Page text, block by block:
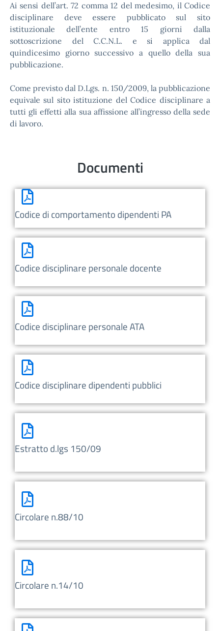
Ai sensi dell’art. 72 comma 12 del medesimo, il Codice
disciplinare deve essere pubblicato sul sito
istituzionale dell’ente entro 15 giorni dalla
sottoscrizione del C.C.N.L. e si applica dal
quindicesimo giorno successivo a quello della sua
pubblicazione.
Come previsto dal D.Lgs. n. 150/2009, la pubblicazione
equivale sul sito istituzione del Codice disciplinare a
tutti gli effetti alla sua affissione all’ingresso della sede
di lavoro.
Documenti
Codice di comportamento dipendenti PA
Codice disciplinare personale docente
Codice disciplinare personale ATA
Codice disciplinare dipendenti pubblici
Estratto d.lgs 150/09
Circolare n.88/10
Circolare n.14/10